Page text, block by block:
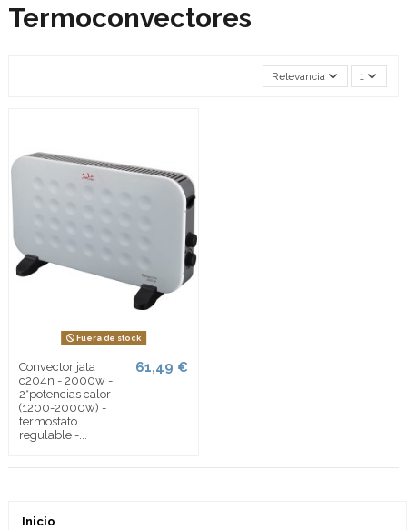
Termoconvectores
Relevancia 1
Fuera de stock
Convector jata
c204n - 2000w -
2*potencias calor
(1200-2000w) -
termostato
regulable -...
61,49 €
Inicio